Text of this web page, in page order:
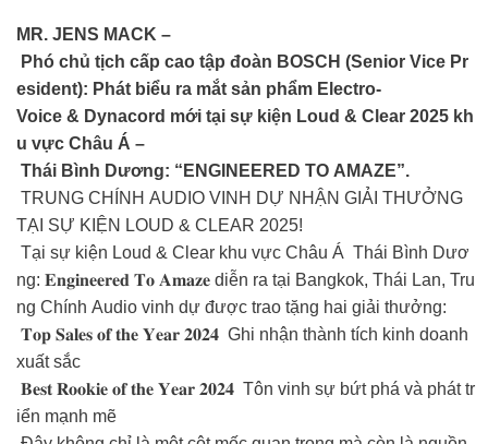
MR. JENS MACK –
Phó chủ tịch cấp cao tập đoàn BOSCH (Senior Vice Pr
esident): Phát biểu ra mắt sản phẩm Electro-
Voice & Dynacord mới tại sự kiện Loud & Clear 2025 kh
u vực Châu Á –
Thái Bình Dương: “ENGINEERED TO AMAZE”.
TRUNG CHÍNH AUDIO VINH DỰ NHẬN GIẢI THƯỞNG
TẠI SỰ KIỆN LOUD & CLEAR 2025!
Tại sự kiện Loud & Clear khu vực Châu Á Thái Bình Dươ
ng: 𝐄𝐧𝐠𝐢𝐧𝐞𝐞𝐫𝐞𝐝 𝐓𝐨 𝐀𝐦𝐚𝐳𝐞 diễn ra tại Bangkok, Thái Lan, Tru
ng Chính Audio vinh dự được trao tặng hai giải thưởng:
𝐓𝐨𝐩 𝐒𝐚𝐥𝐞𝐬 𝐨𝐟 𝐭𝐡𝐞 𝐘𝐞𝐚𝐫 𝟐𝟎𝟐𝟒 Ghi nhận thành tích kinh doanh
xuất sắc
𝐁𝐞𝐬𝐭 𝐑𝐨𝐨𝐤𝐢𝐞 𝐨𝐟 𝐭𝐡𝐞 𝐘𝐞𝐚𝐫 𝟐𝟎𝟐𝟒 Tôn vinh sự bứt phá và phát tr
iển mạnh mẽ